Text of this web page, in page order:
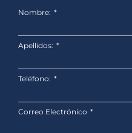
Nombre:
Apellidos:
Teléfono:
Correo Electrónico